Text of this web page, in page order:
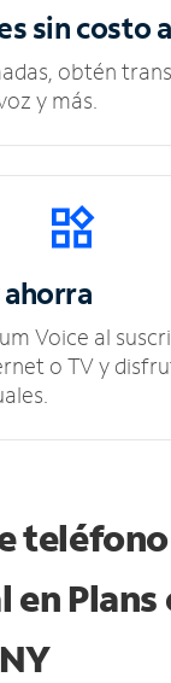
sincosto
obtén
y más.
Voice al
o TV y
teléfono
en Plans